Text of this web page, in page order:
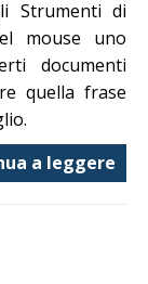
Strumenti di
mouse uno
documenti
quella frase
a leggere